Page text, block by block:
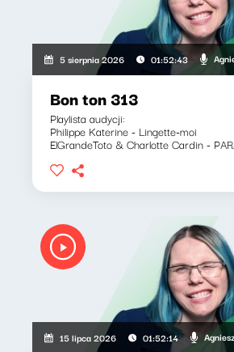
5 sierpnia 2026 01:52:43
Bon ton 313
Playlista audycji:
Philippe Katerine - Lingette-moi
ElGrandeToto & Charlotte Cardin -
15 lipca 2026 01:52:14